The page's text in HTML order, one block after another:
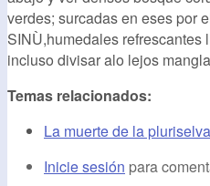
verdes; surcadas en eses por
SINÙ,humedales
incluso divisar alo lejos
Temas relacionados:
La muerte de la
Inicie sesión para